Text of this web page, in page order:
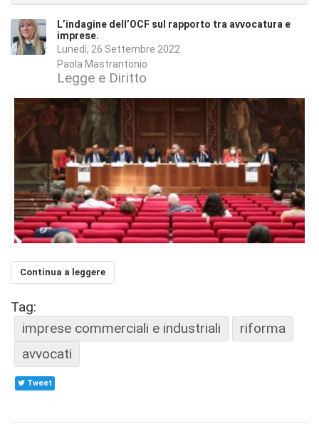
L’indagine dell’OCF sul rapporto tra avvocatura e
imprese.
Lunedì, 26 Settembre 2022
Paola Mastrantonio
Legge e Diritto
Continua a leggere
Tag:
imprese commerciali e industriali
riforma
avvocati
Tweet